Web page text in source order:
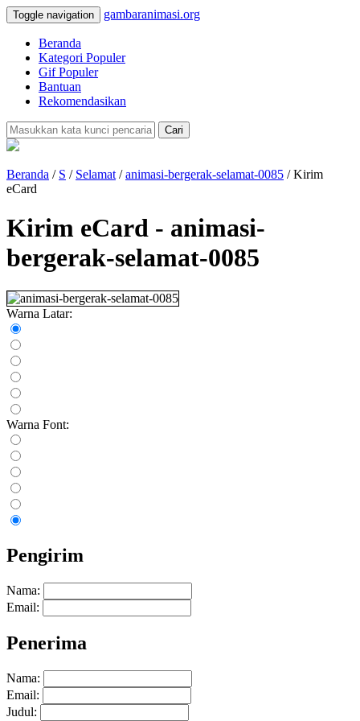
Toggle navigation gambaranimasi.org
Beranda
Kategori Populer
Gif Populer
Bantuan
Rekomendasikan
Cari
Beranda / S / Selamat /animasi-bergerak-selamat-0085 / Kirim
eCard
Kirim eCard - animasi-
bergerak-selamat-0085
Warna Latar:
Warna Font:
Pengirim
Nama:
Email:
Penerima
Nama:
Email:
Judul: